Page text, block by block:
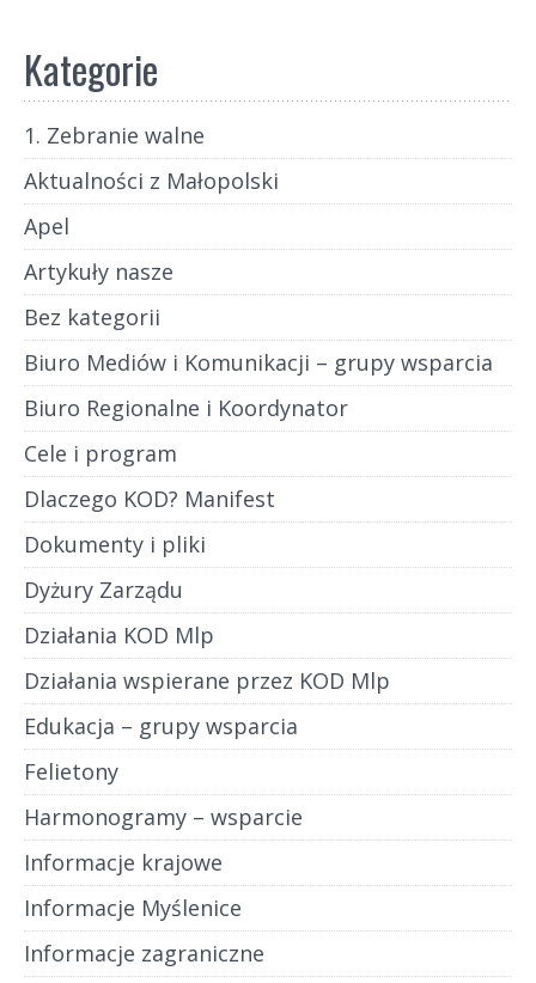
Kategorie
1. Zebranie walne
Aktualności z Małopolski
Apel
Artykuły nasze
Bez kategorii
Biuro Mediów i Komunikacji – grupy wsparcia
Biuro Regionalne i Koordynator
Cele i program
Dlaczego KOD? Manifest
Dokumenty i pliki
Dyżury Zarządu
Działania KOD Mlp
Działania wspierane przez KOD Mlp
Edukacja – grupy wsparcia
Felietony
Harmonogramy – wsparcie
Informacje krajowe
Informacje Myślenice
Informacje zagraniczne